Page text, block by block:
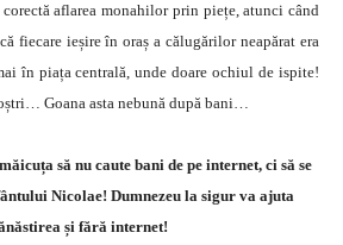
aflarea monahilor prin piețe, atunci când
fiecare ieșire în oraș a călugărilor neapărat era
în piața centrală, unde doare ochiul de ispite!
Goana asta nebună după bani…
să nu caute bani de pe internet, ci să se
Nicolae! Dumnezeu la sigur va ajuta
și fără internet!